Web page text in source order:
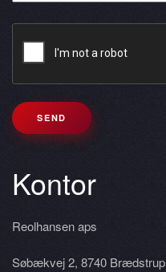
SEND
Kontor
Reolhansen aps
Søbækvej 2, 8740 Brædstrup